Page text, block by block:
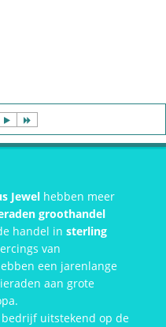
Jewel hebben meer
groothandel
handel in sterling
van
een jarenlange
aan grote
uitstekend op de